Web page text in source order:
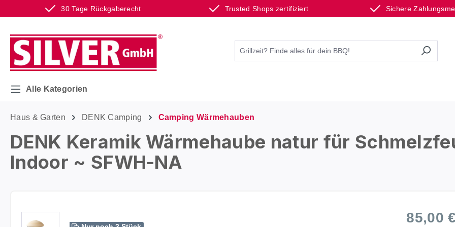
30 Tage Rückgaberecht Trusted Shops zertifiziert Sichere
Hauptinhalt springen
Zur Suche springen
Zur Hauptnavigation springen
Alle Kategorien
Haus & Garten DENK Camping Camping Wärmehauben
DENK Keramik Wärmehaube natur für
Indoor ~ SFWH-NA
85,00